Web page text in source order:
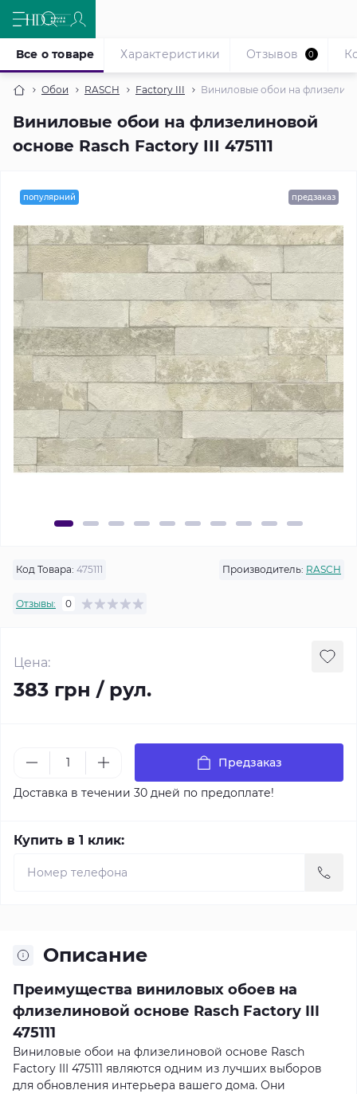
Обои RASCH Factory III Виниловые обои на
Виниловые обои на флизелиновой
основе Rasch Factory III 475111
Все о товаре Характеристики Отзывов 0
популярний предзаказ
Код Товара: 475111 Производитель: RASCH
Отзывы: 0
Цена:
383 грн / рул.
Предзаказ
Доставка в течении 30 дней по предоплате!
Купить в 1 клик:
Описание
Преимущества виниловых обоев на
флизелиновой основе Rasch Factory III
475111
Виниловые обои на флизелиновой основе Rasch
Factory III 475111 являются одним из лучших выборов
для обновления интерьера вашего дома. Они